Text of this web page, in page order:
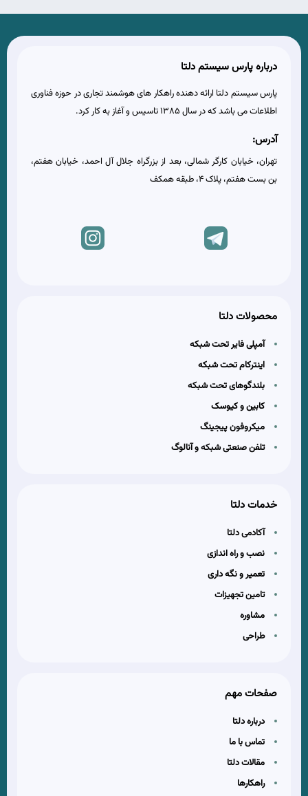
درباره پارس سیستم دلتا
پارس سیستم دلتا ارائه دهنده راهکار های هوشمند تجاری در حوزه فناوری
اطلاعات می باشد که در سال 1385 تاسیس و آغاز به کار کرد.
آدرس:
تهران، خیابان کارگر شمالی، بعد از بزرگراه جلال آل احمد، خیابان هفتم،
بن بست هفتم، پلاک 4، طبقه همکف
محصولات دلتا
آمپلی فایر تحت شبکه
اینترکام تحت شبکه
بلندگوهای تحت شبکه
کابین و کیوسک
میکروفون پیجینگ
تلفن صنعتی شبکه و آنالوگ
خدمات دلتا
آکادمی دلتا
نصب و راه اندازی
تعمیر و نگه داری
تامین تجهیزات
مشاوره
طراحی
صفحات مهم
درباره دلتا
تماس با ما
مقالات دلتا
راهکارها